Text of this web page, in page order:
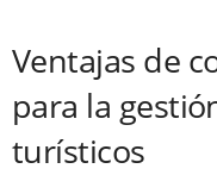
Ventajas de
para la
turísticos